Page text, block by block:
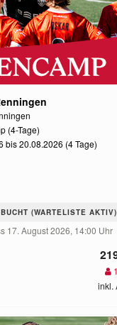
(4-Tage)
bis 20.08.2026 (4 Tage)
(WARTELISTE AKTIV)
17. August 2026, 14:00 Uhr
inkl.